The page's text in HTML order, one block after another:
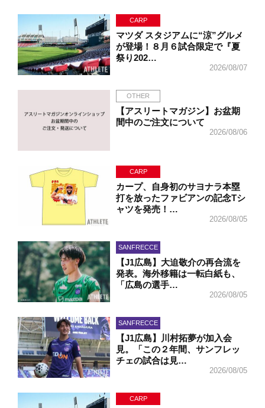
CARP
マツダ スタジアムに“涼”グルメ
が登場！８月６試合限定で『夏
祭り202…
2026/08/07
OTHER
【アスリートマガジン】お盆期
間中のご注文について
2026/08/06
CARP
カープ、自身初のサヨナラ本塁
打を放ったファビアンの記念Tシ
ャツを発売！…
2026/08/05
SANFRECCE
【J1広島】大迫敬介の再合流を
発表。海外移籍は一転白紙も、
「広島の選手…
2026/08/05
SANFRECCE
【J1広島】川村拓夢が加入会
見。「この２年間、サンフレッ
チェの試合は見…
2026/08/05
CARP